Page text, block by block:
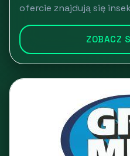
ofercie znajdują się
ZOBACZ